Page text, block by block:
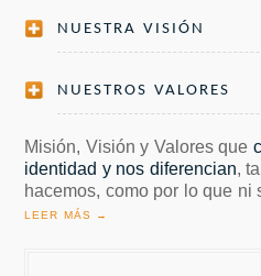
NUESTRA VISIÓN
NUESTROS VALORES
Misión, Visión y Valores que
identidad y nos diferencian,
hacemos, como por lo que ni
LEER MÁS →